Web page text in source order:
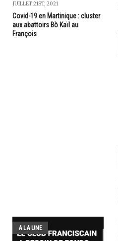
JUILLET 21ST, 2021
Covid-19 en Martinique : cluster
aux abattoirs Bò Kaïl au
François
A LA UNE